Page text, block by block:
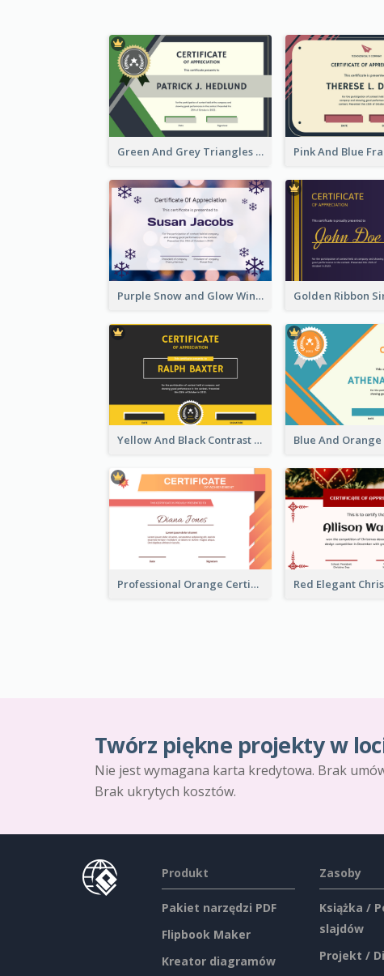
Green And Grey Triangles With Badge Certificate
Purple Snow and Glow Winter Certificate
Yellow And Black Contrast Simple Certificate
Professional Orange Certificate Design Template
Twórz piękne projekty w
Nie jest wymagana karta kredytowa. Brak
Brak ukrytych kosztów.
Produkt
Pakiet narzędzi PDF
Flipbook Maker
Kreator diagramów
Zasoby
Książka /
slajdów
Projekt /